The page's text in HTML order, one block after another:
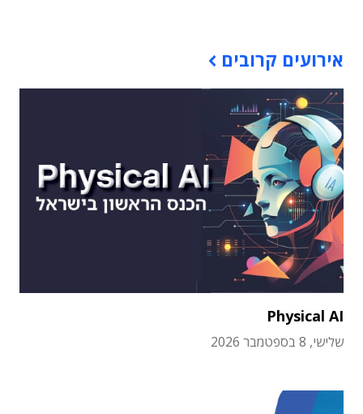
אירועים קרובים
Physical AI
שלישי, 8 בספטמבר 2026